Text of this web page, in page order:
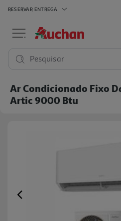
RESERVAR ENTREGA
Pesquisar
Ar Condicionado Fixo
Artic 9000 Btu
Previous